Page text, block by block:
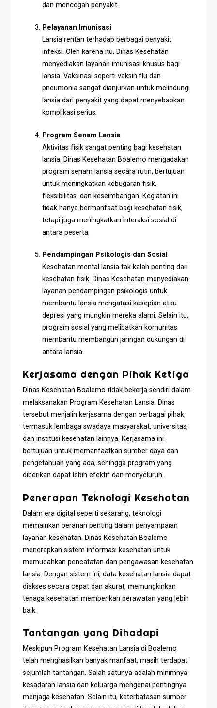
dan mencegah penyakit.
Pelayanan Imunisasi
Lansia rentan terhadap berbagai penyakit
infeksi. Oleh karena itu, Dinas Kesehatan
menyediakan layanan imunisasi khusus bagi
lansia. Vaksinasi seperti vaksin flu dan
pneumonia sangat dianjurkan untuk melindungi
lansia dari penyakit yang dapat menyebabkan
komplikasi serius.
Program Senam Lansia
Aktivitas fisik sangat penting bagi kesehatan
lansia. Dinas Kesehatan Boalemo mengadakan
program senam lansia secara rutin, bertujuan
untuk meningkatkan kebugaran fisik,
fleksibilitas, dan keseimbangan. Kegiatan ini
tidak hanya bermanfaat bagi kesehatan fisik,
tetapi juga meningkatkan interaksi sosial di
antara peserta.
Pendampingan Psikologis dan Sosial
Kesehatan mental lansia tak kalah penting dari
kesehatan fisik. Dinas Kesehatan menyediakan
layanan pendampingan psikologis untuk
membantu lansia mengatasi kesepian atau
depresi yang mungkin mereka alami. Selain itu,
program sosial yang melibatkan komunitas
membantu membangun jaringan dukungan di
antara lansia.
Kerjasama dengan Pihak Ketiga
Dinas Kesehatan Boalemo tidak bekerja sendiri dalam
melaksanakan Program Kesehatan Lansia. Dinas
tersebut menjalin kerjasama dengan berbagai pihak,
termasuk lembaga swadaya masyarakat, universitas,
dan institusi kesehatan lainnya. Kerjasama ini
bertujuan untuk memanfaatkan sumber daya dan
pengetahuan yang ada, sehingga program yang
diberikan dapat lebih efektif dan menyeluruh.
Penerapan Teknologi Kesehatan
Dalam era digital seperti sekarang, teknologi
memainkan peranan penting dalam penyampaian
layanan kesehatan. Dinas Kesehatan Boalemo
menerapkan sistem informasi kesehatan untuk
memudahkan pencatatan dan pengawasan kesehatan
lansia. Dengan sistem ini, data kesehatan lansia dapat
diakses secara cepat dan akurat, memungkinkan
tenaga kesehatan memberikan perawatan yang lebih
baik.
Tantangan yang Dihadapi
Meskipun Program Kesehatan Lansia di Boalemo
telah menghasilkan banyak manfaat, masih terdapat
sejumlah tantangan. Salah satunya adalah minimnya
kesadaran lansia dan keluarga mengenai pentingnya
menjaga kesehatan. Selain itu, keterbatasan sumber